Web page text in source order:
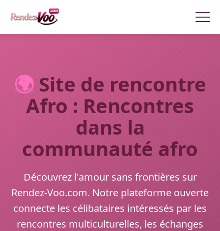
🌍Site de rencontre
Afro : Rencontres
dans la
communauté afro
Découvrez l'amour sans frontières sur
Rendez-Voo.com. Notre plateforme ouverte
connecte les célibataires intéressés par les
rencontres multiculturelles, les échanges